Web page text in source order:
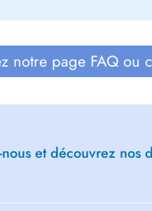
notre page FAQ ou
et découvrez nos